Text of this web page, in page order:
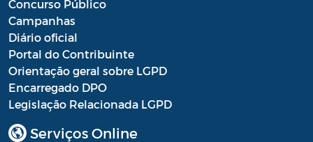
Concurso Público
Campanhas
Diário oficial
Portal do Contribuinte
Orientação geral sobre LGPD
Encarregado DPO
Legislação Relacionada LGPD
Serviços Online